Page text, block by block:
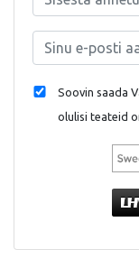
Soovin saada
olulisi teateid